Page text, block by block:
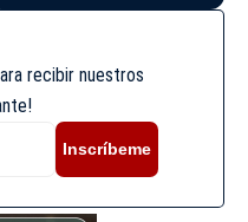
recibir nuestros
Inscríbeme